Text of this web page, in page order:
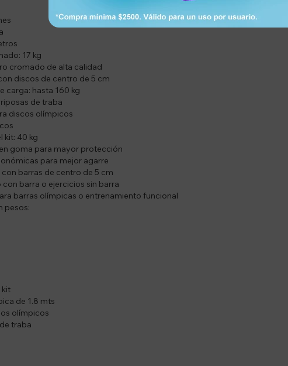
17 kg
cromado de alta calidad
discos de centro de 5 cm
carga: hasta 160 kg
de traba
discos olímpicos
kit: 40 kg
goma para mayor protección
para mejor agarre
con barras de centro de 5 cm
con barra o ejercicios sin barra
barras olímpicas o entrenamiento funcional
pesos:
kit
de 1.8 mts
olímpicos
traba